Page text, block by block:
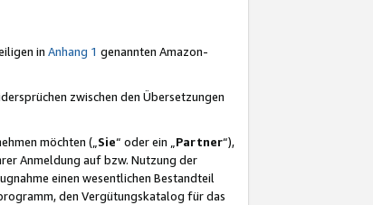
in Anhang 1 genannten Amazon-
zwischen den Übersetzungen
möchten („Sie“ oder ein „Partner“),
Anmeldung auf bzw. Nutzung der
einen wesentlichen Bestandteil
den Vergütungskatalog für das